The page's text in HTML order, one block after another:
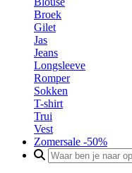
Broek
Gilet
Jas
Jeans
Longsleeve
Romper
Sokken
T-shirt
Trui
Vest
Zomersale -50%
Search
for: